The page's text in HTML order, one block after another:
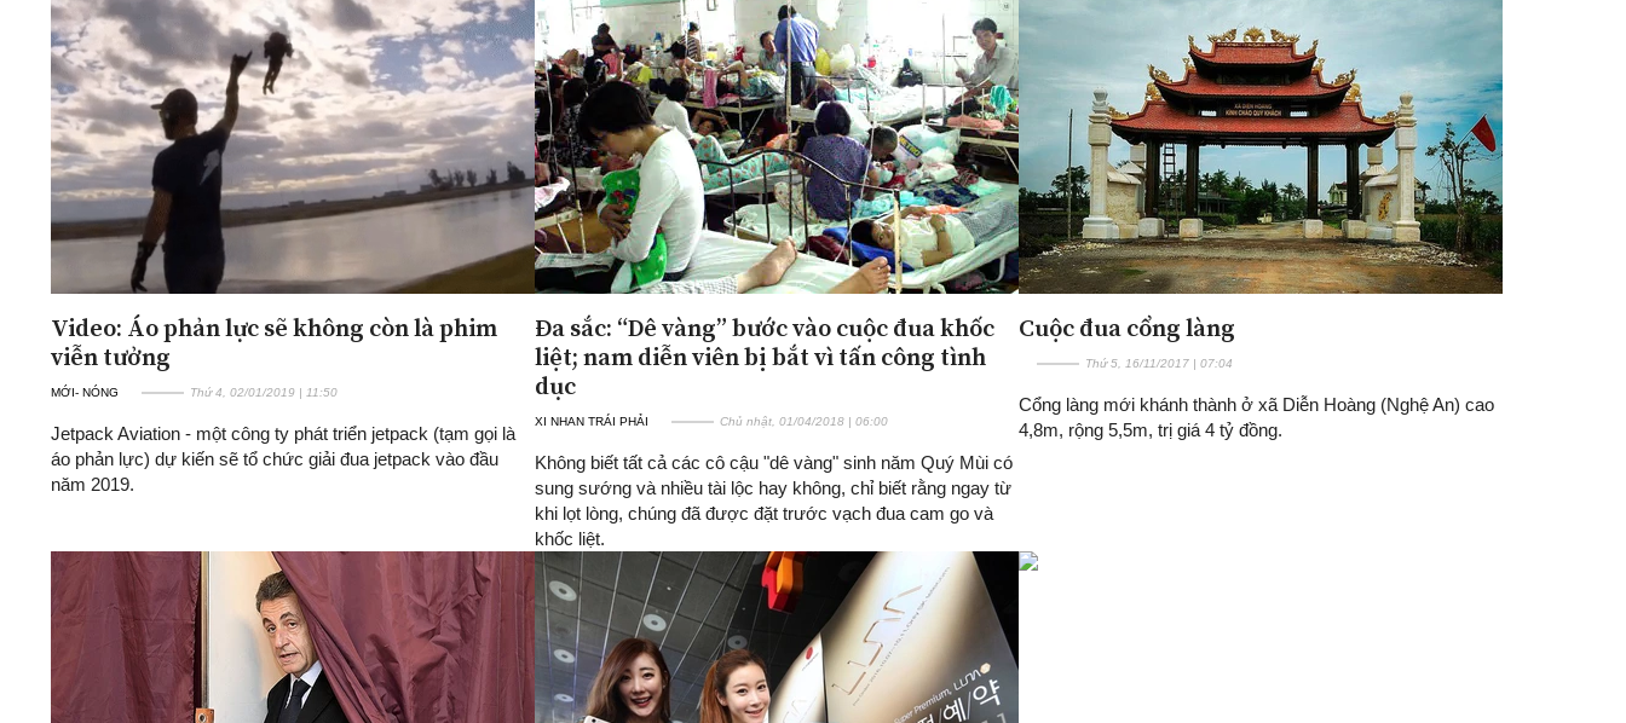
Video: Áo phản lực sẽ không còn là phim
viễn tưởng
MỚI- NÓNG Thứ 4, 02/01/2019 | 11:50
Jetpack Aviation - một công ty phát triển jetpack (tạm gọi là
áo phản lực) dự kiến sẽ tổ chức giải đua jetpack vào đầu
năm 2019.
Đa sắc: “Dê vàng” bước vào cuộc đua khốc
liệt; nam diễn viên bị bắt vì tấn công tình
dục
XI NHAN TRÁI PHẢI Chủ nhật, 01/04/2018 | 06:00
Không biết tất cả các cô cậu "dê vàng" sinh năm Quý Mùi có
sung sướng và nhiều tài lộc hay không, chỉ biết rằng ngay từ
khi lọt lòng, chúng đã được đặt trước vạch đua cam go và
khốc liệt.
Cuộc đua cổng làng
Thứ 5, 16/11/2017 | 07:04
Cổng làng mới khánh thành ở xã Diễn Hoàng (Nghệ An) cao
4,8m, rộng 5,5m, trị giá 4 tỷ đồng.